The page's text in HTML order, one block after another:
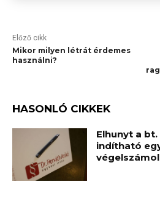
Előző cikk
Mikor milyen létrát érdemes
használni?
HASONLÓ CIKKEK
Elhunyt a
indítható